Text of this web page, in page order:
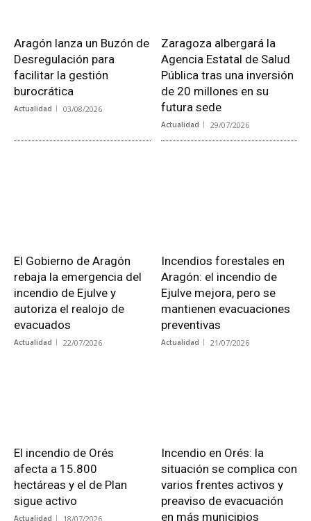
Aragón lanza un Buzón de
Desregulación para
facilitar la gestión
burocrática
Actualidad 03/08/2026
Zaragoza albergará la
Agencia Estatal de Salud
Pública tras una inversión
de 20 millones en su
futura sede
Actualidad 29/07/2026
El Gobierno de Aragón
rebaja la emergencia del
incendio de Ejulve y
autoriza el realojo de
evacuados
Actualidad 22/07/2026
Incendios forestales en
Aragón: el incendio de
Ejulve mejora, pero se
mantienen evacuaciones
preventivas
Actualidad 21/07/2026
El incendio de Orés
afecta a 15.800
hectáreas y el de Plan
sigue activo
Actualidad 18/07/2026
Incendio en Orés: la
situación se complica con
varios frentes activos y
preaviso de evacuación
en más municipios